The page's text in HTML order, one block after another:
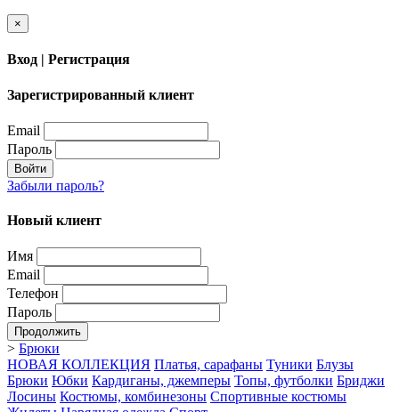
×
Вход | Регистрация
Зарегистрированный клиент
Email
Пароль
Войти
Забыли пароль?
Новый клиент
Имя
Email
Телефон
Пароль
Продолжить
> Брюки
НОВАЯ КОЛЛЕКЦИЯ Платья, сарафаны Туники Блузы
Брюки Юбки Кардиганы, джемперы Топы, футболки Бриджи
Лосины Костюмы, комбинезоны Спортивные костюмы